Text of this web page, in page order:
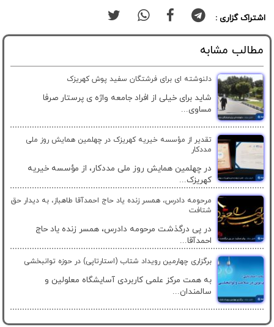
اشتراک گزاری :
مطالب مشابه
دلنوشته ای برای فرشتگان سفید پوش کهریزک
شاید برای خیلی از افراد جامعه واژه ی پرستار صرفا
مساوی...
تقدیر از مؤسسه خیریه کهریزک در چهلمین همایش روز ملی
مددکار
در چهلمین همایش روز ملی مددکار، از مؤسسه خیریه
کهریزک...
مرحومه دادرس، همسر زنده یاد حاج احمدآقا طاهباز، به دیدار حق
شتافت
در پی درگذشت مرحومه دادرس، همسر زنده یاد حاج
احمدآقا...
برگزاری چهارمین رویداد شتاب (استارتاپی) در حوزه توانبخشی
به همت مرکز علمی کاربردی آسایشگاه معلولین و
سالمندان...